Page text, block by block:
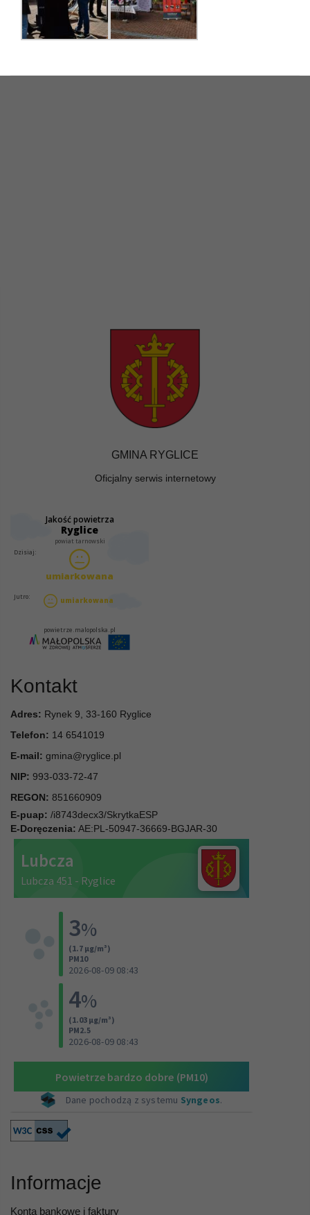
GMINA RYGLICE
Oficjalny serwis internetowy
Kontakt
Adres: Rynek 9, 33-160 Ryglice
Telefon: 14 6541019
E-mail: gmina@ryglice.pl
NIP: 993-033-72-47
REGON: 851660909
E-puap: /i8743decx3/SkrytkaESP
E-Doręczenia: AE:PL-50947-36669-BGJAR-30
Informacje
Konta bankowe i faktury